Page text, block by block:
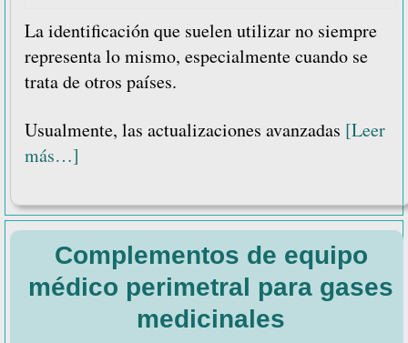
La identificación que suelen utilizar no siempre
representa lo mismo, especialmente cuando se
trata de otros países.
Usualmente, las actualizaciones avanzadas [Leer
más…]
Diferencias
y
similitudes
entre
Complementos de equipo
médico perimetral para gases
medicinales